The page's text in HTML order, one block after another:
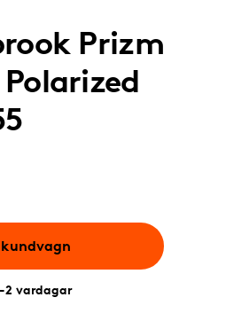
Prizm
2 vardagar